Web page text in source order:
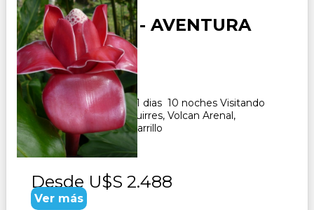
COSTA RICA - AVENTURA
Duración:
11Días10Noches
Paquete Turistico de 11 dias 10 noches Visitando
San Jose, Pacuare, Siquirres, Volcan Arenal,
Monteverde, Puerto Carrillo
Desde U$S 2.488
Ver más